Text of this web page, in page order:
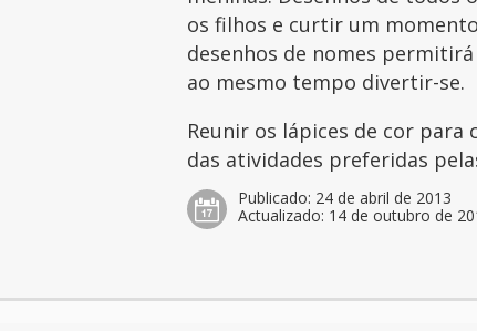
os filhos e curtir um
desenhos de nomes
ao mesmo tempo divertir-se.
Reunir os lápices de cor
das atividades preferidas
Publicado: 24 de abril de 2013
Actualizado: 14 de outubro de